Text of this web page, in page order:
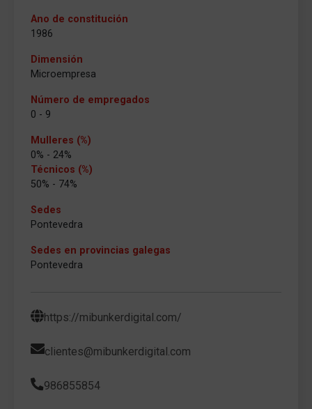
Ano de constitución
1986
Dimensión
Microempresa
Número de empregados
0 - 9
Mulleres (%)
0% - 24%
Técnicos (%)
50% - 74%
Sedes
Pontevedra
Sedes en provincias galegas
Pontevedra
https://mibunkerdigital.com/
clientes@mibunkerdigital.com
986855854